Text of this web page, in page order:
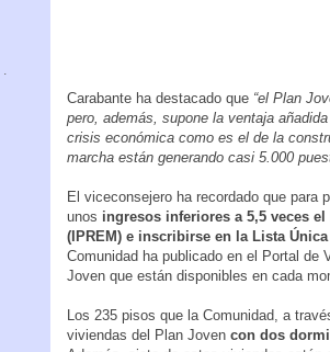
Carabante ha destacado que “el Plan
pero, además, supone la ventaja
crisis económica como es el de la
marcha están generando casi 5.000
El viceconsejero ha recordado que para
unos ingresos inferiores a 5,5 veces
(IPREM) e inscribirse en la Lista
Comunidad ha publicado en el Portal de
Joven que están disponibles en cada
Los 235 pisos que la Comunidad, a
viviendas del Plan Joven con dos